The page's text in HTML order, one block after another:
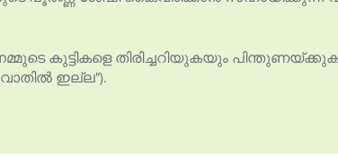
കുട്ടികളെ തിരിച്ചറിയുകയും
ഇല്ല").